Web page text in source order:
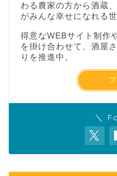
わる農家の方から酒蔵
がみんな幸せになれる
得意なWEBサイト制作
を掛け合わせて、酒屋
りを推進中。
＼